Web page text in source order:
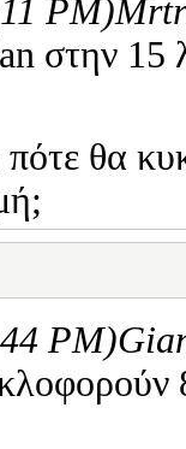
PM)
στην
πότε θα
PM)